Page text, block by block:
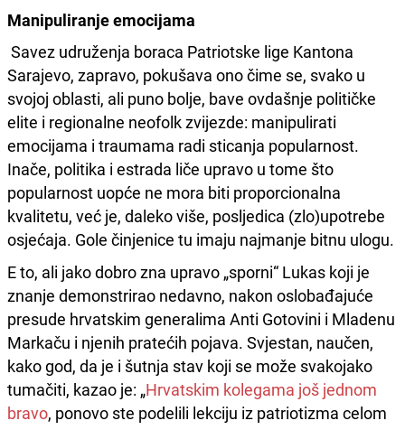
Manipuliranje emocijama
Savez udruženja boraca Patriotske lige Kantona
Sarajevo, zapravo, pokušava ono čime se, svako u
svojoj oblasti, ali puno bolje, bave ovdašnje političke
elite i regionalne neofolk zvijezde: manipulirati
emocijama i traumama radi sticanja popularnost.
Inače, politika i estrada liče upravo u tome što
popularnost uopće ne mora biti proporcionalna
kvalitetu, već je, daleko više, posljedica (zlo)upotrebe
osjećaja. Gole činjenice tu imaju najmanje bitnu ulogu.
E to, ali jako dobro zna upravo „sporni“ Lukas koji je
znanje demonstrirao nedavno, nakon oslobađajuće
presude hrvatskim generalima Anti Gotovini i Mladenu
Markaču i njenih pratećih pojava. Svjestan, naučen,
kako god, da je i šutnja stav koji se može svakojako
tumačiti, kazao je: „Hrvatskim kolegama još jednom
bravo, ponovo ste podelili lekciju iz patriotizma celom